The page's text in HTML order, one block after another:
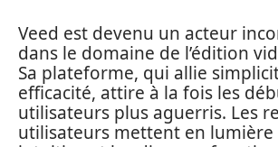
Veed est devenu un acteur
dans le domaine de l’édition
Sa plateforme, qui allie
efficacité, attire à la fois les
utilisateurs plus aguerris. Les
utilisateurs mettent en lumière